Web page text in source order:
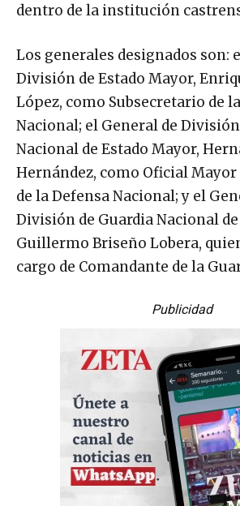
dentro de la institución
Los generales designados son:
División de Estado Mayor,
López, como Subsecretario de
Nacional; el General de
Nacional de Estado Mayor,
Hernández, como Oficial Mayor
de la Defensa Nacional; y el
División de Guardia Nacional
Guillermo Briseño Lobera,
cargo de Comandante de la
Publicidad